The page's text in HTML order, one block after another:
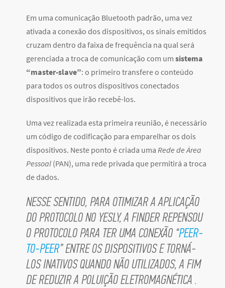
Em uma comunicação Bluetooth padrão, uma vez
ativada a conexão dos dispositivos, os sinais emitidos
cruzam dentro da faixa de frequência na qual será
gerenciada a troca de comunicação com um sistema
“master-slave”: o primeiro transfere o conteúdo
para todos os outros dispositivos conectados
dispositivos que irão recebê-los.
Uma vez realizada esta primeira reunião, é necessário
um código de codificação para emparelhar os dois
dispositivos. Neste ponto é criada uma Rede de Área
Pessoal (PAN), uma rede privada que permitirá a troca
de dados.
NESSE SENTIDO, PARA OTIMIZAR A APLICAÇÃO
DO PROTOCOLO NO YESLY, A FINDER REPENSOU
O PROTOCOLO PARA TER UMA CONEXÃO “PEER-
TO-PEER” ENTRE OS DISPOSITIVOS E TORNÁ-
LOS INATIVOS QUANDO NÃO UTILIZADOS, A FIM
DE REDUZIR A POLUIÇÃO ELETROMAGNÉTICA .